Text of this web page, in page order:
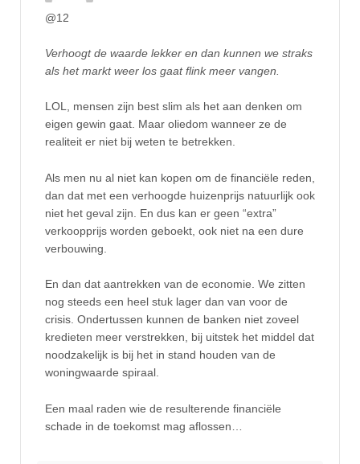
@12
Verhoogt de waarde lekker en dan kunnen we straks
als het markt weer los gaat flink meer vangen.
LOL, mensen zijn best slim als het aan denken om
eigen gewin gaat. Maar oliedom wanneer ze de
realiteit er niet bij weten te betrekken.
Als men nu al niet kan kopen om de financiële reden,
dan dat met een verhoogde huizenprijs natuurlijk ook
niet het geval zijn. En dus kan er geen “extra”
verkoopprijs worden geboekt, ook niet na een dure
verbouwing.
En dan dat aantrekken van de economie. We zitten
nog steeds een heel stuk lager dan van voor de
crisis. Ondertussen kunnen de banken niet zoveel
kredieten meer verstrekken, bij uitstek het middel dat
noodzakelijk is bij het in stand houden van de
woningwaarde spiraal.
Een maal raden wie de resulterende financiële
schade in de toekomst mag aflossen…